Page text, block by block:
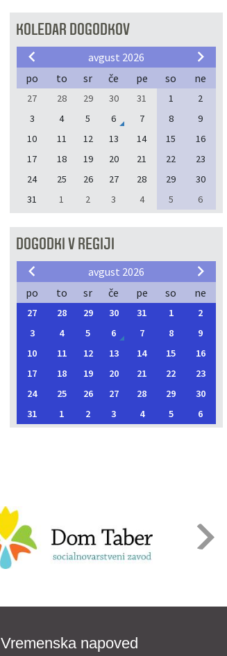
KOLEDAR DOGODKOV
avgust 2026
po
to sr če pe so ne
27 28 29 30 31 1
2
3
4 5 6 7 8
9
10
11 12 13 14 15
16
17
18 19 20 21 22
23
24
25 26 27 28 29
30
31
1 2 3 4 5 6
DOGODKI V REGIJI
avgust 2026
po
to sr če pe so ne
27 28 29 30 31 1
2
3
4 5 6 7 8
9
10
11 12 13 14 15
16
17
18 19 20 21 22
23
24
25 26 27 28 29
30
31
1 2 3 4 5 6
Vremenska napoved